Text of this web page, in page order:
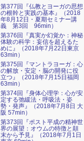
第377回『仏教とヨーガの思想
の根幹と実践の基本』（2018
年8月12日・夏期セミナー講
義 第3回 96min）
第376回『真実か幻覚か：神秘
体験の科学：妄信を超えるた
めに』（2018年7月22日東京
63min）
第375回『マントラヨーガ：心
の解放・安定・脳の開発に役
立つ』（2018年7月15日福岡
63min）
第374回『身体心理学：心が安
定する弛緩法・呼吸法・姿
勢・発声』（2018年7月8日 大
阪 57min）
第373回『ポスト平成の精神世
界の展望：オウムの特徴と顛
末から予見』（2018年7月1日